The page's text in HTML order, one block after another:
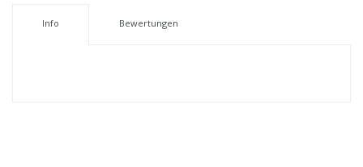
Info Bewertungen